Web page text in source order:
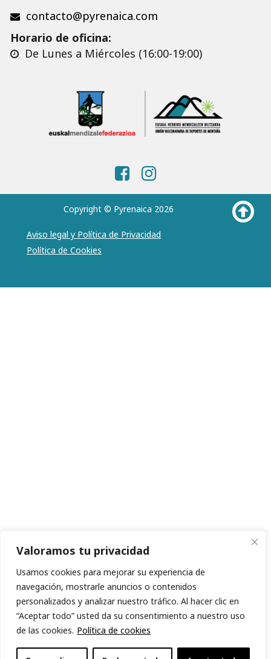
Valoramos tu privacidad
Usamos cookies para mejorar su experiencia de
navegación, mostrarle anuncios o contenidos
personalizados y analizar nuestro tráfico. Al hacer clic en
“Aceptar todo” usted da su consentimiento a nuestro uso
de las cookies. Política de cookies
contacto@pyrenaica.com
Horario de oficina:
De Lunes a Miércoles (16:00-19:00)
Copyright © Pyrenaica 2026
Aviso legal y Política de Privacidad
Política de Cookies